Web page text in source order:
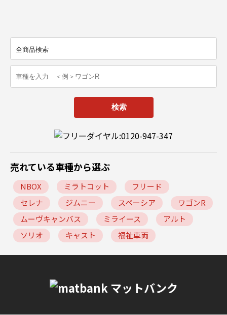
売れている車種から選ぶ
NBOX ミラトコット
フリード
セレナ
ジムニー スペーシア
ワゴンR
ムーヴキャンバス
ミライース
アルト
ソリオ
キャスト 福祉車両